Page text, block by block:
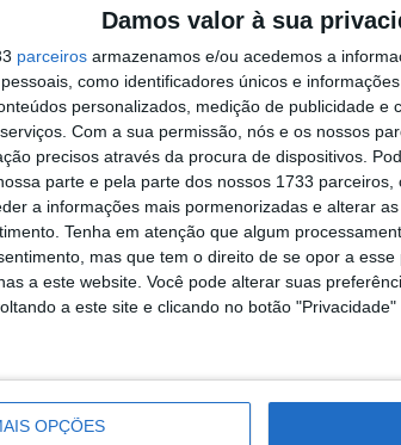
Damos valor à sua
parceiros armazenamos e/ou acedemos a
como identificadores únicos e
personalizados, medição de publicidade e
Com a sua permissão, nós e os nossos
precisos através da procura de dispositivos.
parte e pela parte dos nossos 1733 parceiros,
a informações mais pormenorizadas e alterar
Tenha em atenção que algum
mas que tem o direito de se opor a
a este website. Você pode alterar suas
a este site e clicando no botão
OPÇÕES
melhores esforços para recuperar, o
vencedor da etapa, Daniel Sanders, o que o
geral. Foi um dia difícil para o
final.
tem estado consistentemente entre os
continuou a diminuir a diferença na geral.
Tosha Schareina na etapa, Brabec
Benavides para conquistar o segundo lugar
minutos de Sanders, o norte-americano
no último minuto, com a vantagem